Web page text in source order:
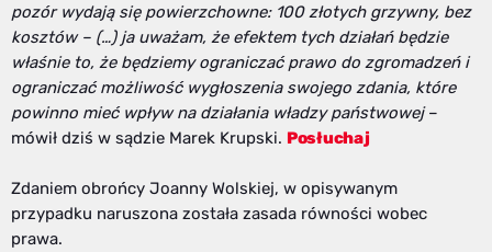
pozór wydają się powierzchowne: 100 złotych grzywny, bez
kosztów – (…) ja uważam, że efektem tych działań będzie
właśnie to, że będziemy ograniczać prawo do zgromadzeń i
ograniczać możliwość wygłoszenia swojego zdania, które
powinno mieć wpływ na działania władzy państwowej–
mówił dziś w sądzie Marek Krupski. Posłuchaj
Zdaniem obrońcy Joanny Wolskiej, w opisywanym
przypadku naruszona została zasada równości wobec
prawa.